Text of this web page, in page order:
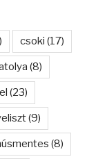
csoki (17)
(8)
(23)
(9)
(8)